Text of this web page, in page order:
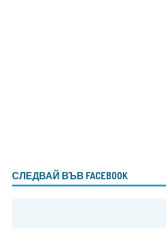
СЛЕДВАЙ ВЪВ FACEBOOK